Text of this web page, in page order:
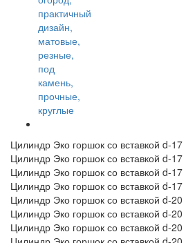
Цилиндр Эко горшок со вставкой d-
Цилиндр Эко горшок со вставкой d-17
Цилиндр Эко горшок со вставкой d-
Цилиндр Эко горшок со вставкой d-17
Цилиндр Эко горшок со вставкой d-
Цилиндр Эко горшок со вставкой d-20
Цилиндр Эко горшок со вставкой d-